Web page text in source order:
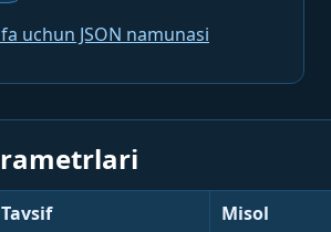
uchun JSON namunasi
Tavsif Misol